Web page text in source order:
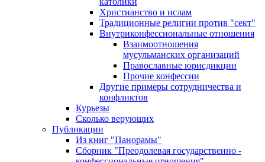
Христианство и ислам
Традиционные религии против "сект"
Внутриконфессиональные отношения
Взаимоотношения
мусульманских организаций
Православные юрисдикции
Прочие конфессии
Другие примеры сотрудничества и
конфликтов
Курьезы
Сколько верующих
Публикации
Из книг "Панорамы"
Сборник "Преодолевая государственно -